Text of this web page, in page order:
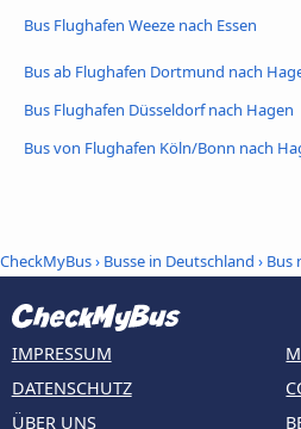
Bus Flughafen Weeze nach Essen
Bus ab Flughafen Dortmund nach
Bus Flughafen Düsseldorf nach Hagen
Bus von Flughafen Köln/Bonn nach
CheckMyBus› Busse in Deutschland › Bus
IMPRESSUM
DATENSCHUTZ
ÜBER UNS